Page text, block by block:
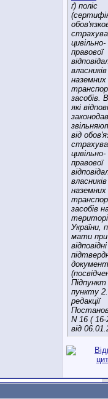
ґ) поліс
цивільно-
правової
власників
наземних
засобів.
які
від
цивільно-
правової
власників
наземних
засобів
України,
мати при
відповідні
Підпункт
пункту
редакції
N 16 ( 16-
від